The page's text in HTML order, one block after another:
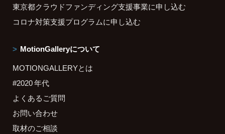
東京都クラウドファンディング支援事業に申し込む
コロナ対策支援プログラムに申し込む
MotionGalleryについて
MOTIONGALLERYとは
#2020 年代
よくあるご質問
お問い合わせ
取材のご相談